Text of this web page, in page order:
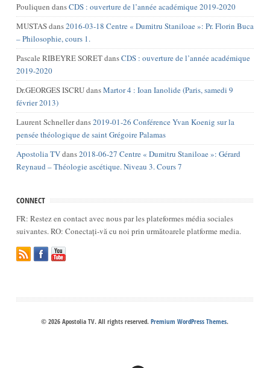
Pouliquen dansCDS : ouverture de l’année académique 2019-2020
MUSTASdans2016-03-18 Centre « Dumitru Staniloae »: Pr. Florin Buca
– Philosophie, cours 1.
Pascale RIBEYRE SORETdansCDS : ouverture de l’année académique
2019-2020
Dr.GEORGES ISCRUdansMartor 4 : Ioan Ianolide (Paris, samedi 9
février 2013)
Laurent Schnellerdans2019-01-26 Conférence Yvan Koenig sur la
pensée théologique de saint Grégoire Palamas
Apostolia TVdans2018-06-27 Centre « Dumitru Staniloae »: Gérard
Reynaud – Théologie ascétique. Niveau 3. Cours 7
CONNECT
FR: Restez en contact avec nous par les plateformes média sociales
suivantes. RO: Conectați-vă cu noi prin următoarele platforme media.
© 2026 Apostolia TV. All rights reserved.Premium WordPress Themes.